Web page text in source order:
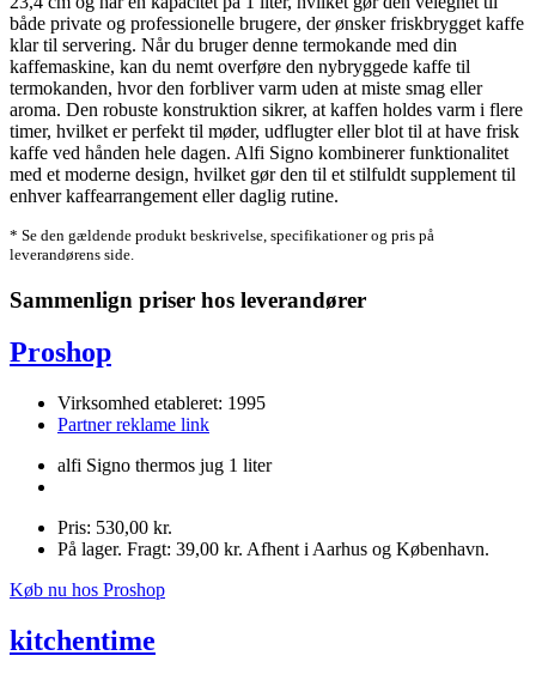
både private og professionelle brugere, der ønsker friskbrygget kaffe
klar til servering. Når du bruger denne termokande med din
kaffemaskine, kan du nemt overføre den nybryggede kaffe til
termokanden, hvor den forbliver varm uden at miste smag eller
aroma. Den robuste konstruktion sikrer, at kaffen holdes varm i flere
timer, hvilket er perfekt til møder, udflugter eller blot til at have frisk
kaffe ved hånden hele dagen. Alfi Signo kombinerer funktionalitet
med et moderne design, hvilket gør den til et stilfuldt supplement til
enhver kaffearrangement eller daglig rutine.
* Se den gældende produkt beskrivelse, specifikationer og pris på
leverandørens side.
Sammenlign priser hos leverandører
Proshop
Virksomhed etableret: 1995
Partner reklame link
alfi Signo thermos jug 1 liter
Pris: 530,00 kr.
På lager. Fragt: 39,00 kr. Afhent i Aarhus og København.
Køb nu hos Proshop
kitchentime